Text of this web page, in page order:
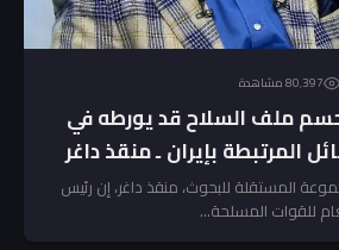
80٬397 مشاهدة
ملف السلاح قد يورطه في
المرتبطة بإيران ـ منقذ داغر
المستقلة للبحوث، منقذ داغر، إن رئيس
للقوات المسلحة...